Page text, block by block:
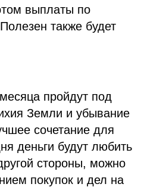
выплаты по
также будет
пройдут под
Земли и убывание
сочетание для
деньги будут любить
стороны, можно
покупок и дел на